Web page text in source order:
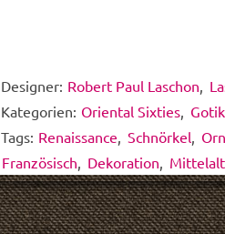
Designer: Robert Paul Laschon
Kategorien: Oriental Sixties Gotik
Tags: Renaissance Schnörkel
Französisch
Dekoration